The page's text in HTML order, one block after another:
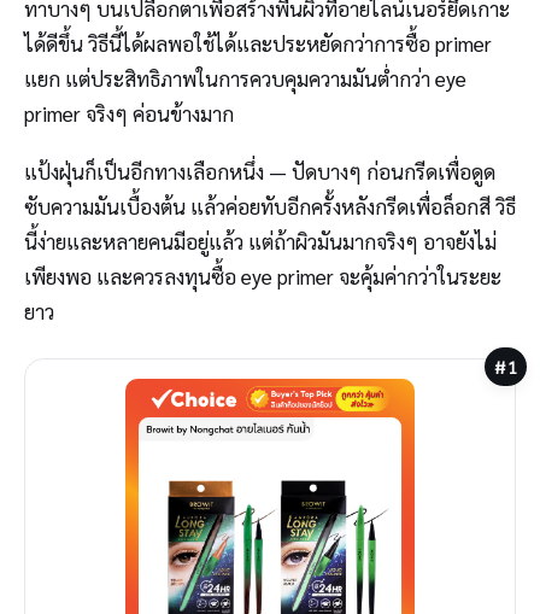
ทาบางๆ บนเปลือกตาเพื่อสร้างพื้นผิวที่อายไลน์เนอร์ยึดเกาะ
ได้ดีขึ้น วิธีนี้ได้ผลพอใช้ได้และประหยัดกว่าการซื้อ primer
แยก แต่ประสิทธิภาพในการควบคุมความมันต่ำกว่า eye
primer จริงๆ ค่อนข้างมาก
แป้งฝุ่นก็เป็นอีกทางเลือกหนึ่ง — ปัดบางๆ ก่อนกรีดเพื่อดูด
ซับความมันเบื้องต้น แล้วค่อยทับอีกครั้งหลังกรีดเพื่อล็อกสี วิธี
นี้ง่ายและหลายคนมีอยู่แล้ว แต่ถ้าผิวมันมากจริงๆ อาจยังไม่
เพียงพอ และควรลงทุนซื้อ eye primer จะคุ้มค่ากว่าในระยะ
ยาว
#1